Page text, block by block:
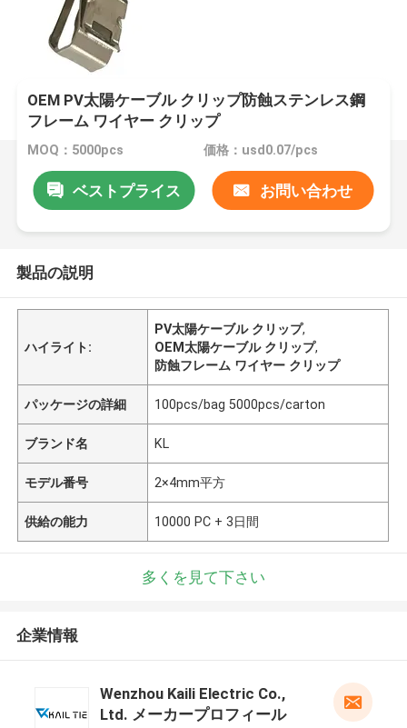
OEM PV太陽ケーブル クリップ防蝕ステンレス鋼
フレーム ワイヤー クリップ
MOQ：5000pcs 価格：usd0.07/pcs
ベストプライス お問い合わせ
製品の説明
ハイライト:
PV太陽ケーブル クリップ,
OEM太陽ケーブル クリップ,
防蝕フレーム ワイヤー クリップ
パッケージの詳細 100pcs/bag 5000pcs/carton
ブランド名 KL
モデル番号 2×4mm平方
供給の能力 10000 PC + 3日間
多くを見て下さい
企業情報
Wenzhou Kaili Electric Co.,
Ltd. メーカープロフィール